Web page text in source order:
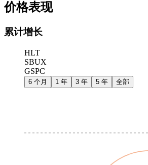
价格表现
累计增长
HLT
SBUX
GSPC
6 个月 1 年 3 年 5 年 全部